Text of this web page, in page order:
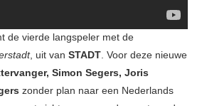
de vierde langspeler met de
, uit van STADT. Voor deze nieuwe
Simon Segers, Joris
zonder plan naar een Nederlands